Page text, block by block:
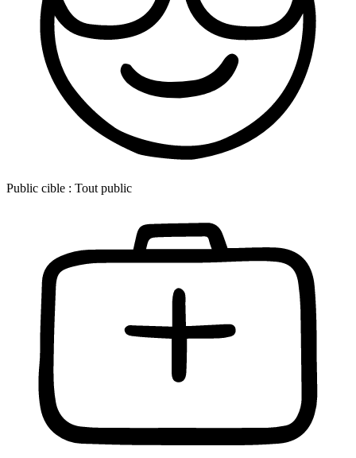
Public cible : Tout public